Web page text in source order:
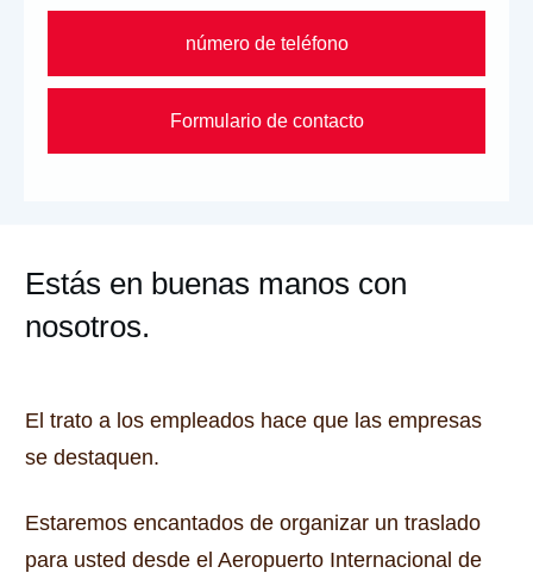
número de teléfono
Formulario de contacto
Estás en buenas manos con
nosotros.
El trato a los empleados hace que las empresas
se destaquen.
Estaremos encantados de organizar un traslado
para usted desde el Aeropuerto Internacional de